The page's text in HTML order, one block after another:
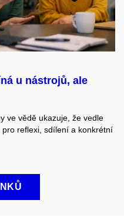
u nástrojů, ale
ve vědě ukazuje, že vedle
reflexi, sdílení a konkrétní